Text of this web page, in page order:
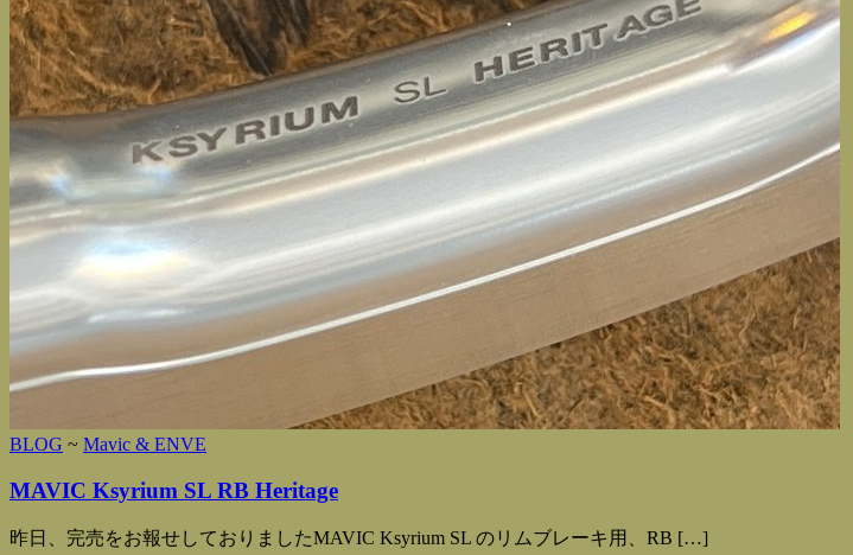
BLOG ~ Mavic & ENVE
MAVIC Ksyrium SL RB Heritage
昨日、完売をお報せしておりましたMAVIC Ksyrium SL のリムブレーキ用、RB […]